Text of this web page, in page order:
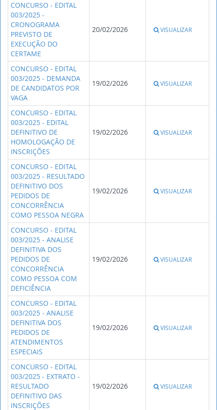
CONCURSO - EDITAL
003/2025 -
CRONOGRAMA
PREVISTO DE
EXECUÇÃO DO
CERTAME
20/02/2026 VISUALIZAR
CONCURSO - EDITAL
003/2025 - DEMANDA
DE CANDIDATOS POR
VAGA
19/02/2026 VISUALIZAR
CONCURSO - EDITAL
003/2025 - EDITAL
DEFINITIVO DE
HOMOLOGAÇÃO DE
INSCRIÇÕES
19/02/2026 VISUALIZAR
CONCURSO - EDITAL
003/2025 - RESULTADO
DEFINITIVO DOS
PEDIDOS DE
CONCORRÊNCIA
COMO PESSOA NEGRA
19/02/2026 VISUALIZAR
CONCURSO - EDITAL
003/2025 - ANALISE
DEFINITIVA DOS
PEDIDOS DE
CONCORRÊNCIA
COMO PESSOA COM
DEFICIÊNCIA
19/02/2026 VISUALIZAR
CONCURSO - EDITAL
003/2025 - ANALISE
DEFINITIVA DOS
PEDIDOS DE
ATENDIMENTOS
ESPECIAIS
19/02/2026 VISUALIZAR
CONCURSO - EDITAL
003/2025 - EXTRATO -
RESULTADO
DEFINITIVO DAS
INSCRIÇÕES
19/02/2026 VISUALIZAR